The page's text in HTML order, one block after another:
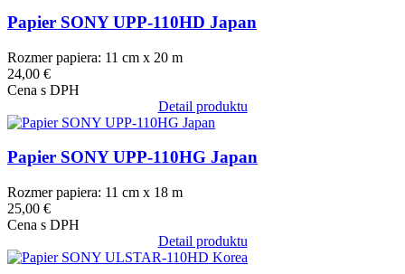
Papier SONY UPP-110HD Japan
Rozmer papiera: 11 cm x 20 m
24,00 €
Cena s DPH
Detail produktu
Obrázok
Papier SONY UPP-110HG Japan
Rozmer papiera: 11 cm x 18 m
25,00 €
Cena s DPH
Detail produktu
Obrázok